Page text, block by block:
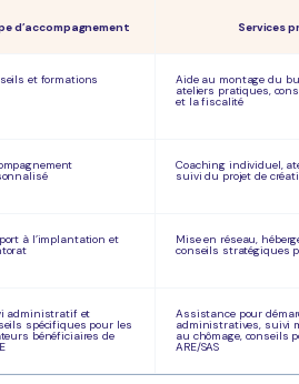
d’accompagnement Services
et formations Aide au montage du
ateliers pratiques,
et la fiscalité
Coaching individuel,
suivi du projet de
à l’implantation et Mise en réseau,
conseils stratégiques
administratif et
spécifiques pour les
bénéficiaires de
Assistance pour
administratives, suivi
au chômage, conseils
ARE/SAS